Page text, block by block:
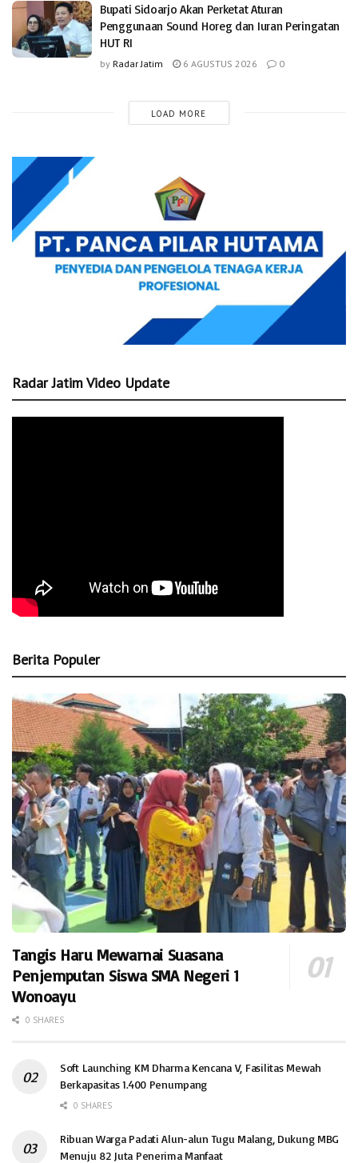
Bupati Sidoarjo Akan Perketat Aturan
Penggunaan Sound Horeg dan Iuran Peringatan
HUT RI
by Radar Jatim 6 AGUSTUS 2026 0
LOAD MORE
Radar Jatim Video Update
Berita Populer
Tangis Haru Mewarnai Suasana
Penjemputan Siswa SMA Negeri 1
Wonoayu
0 SHARES
Soft Launching KM Dharma Kencana V, Fasilitas Mewah
Berkapasitas 1.400 Penumpang
0 SHARES
Ribuan Warga Padati Alun-alun Tugu Malang, Dukung MBG
Menuju 82 Juta Penerima Manfaat